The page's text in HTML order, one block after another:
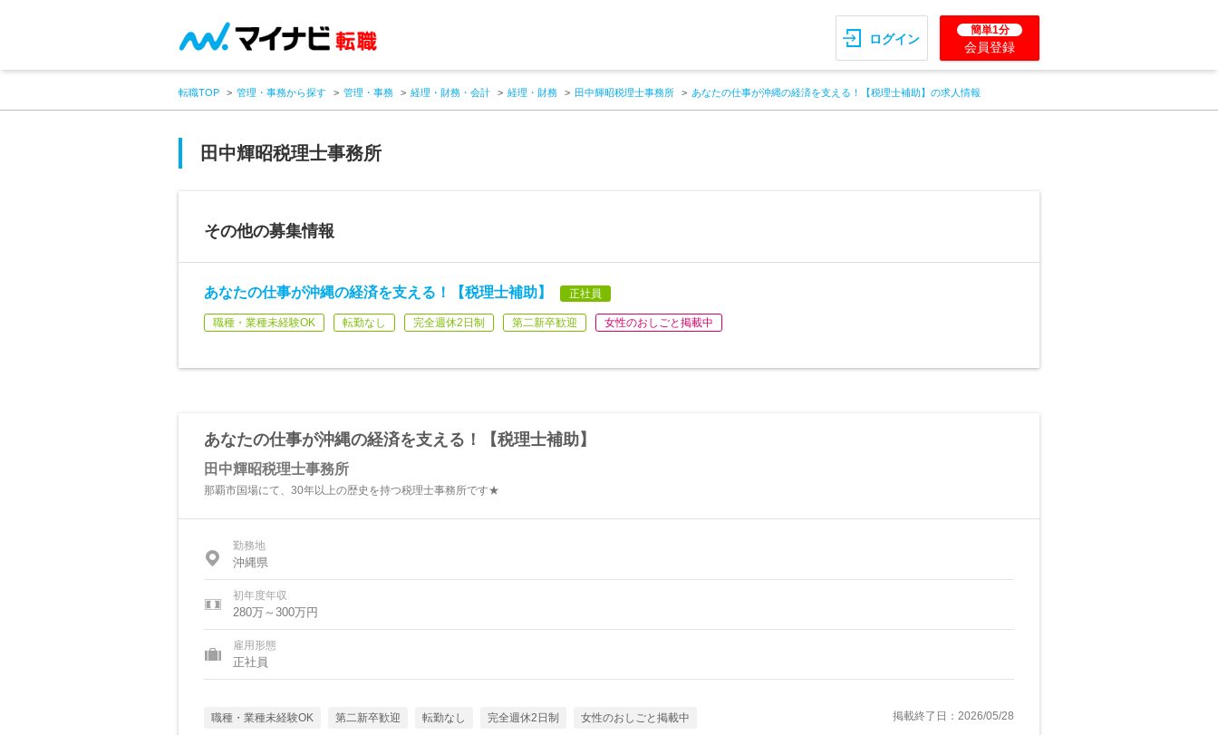
ログイン
簡単1分
会員登録
転職TOP 管理・事務から探す 管理・事務 経理・財務・会計 経理・財務 田中輝昭税理士事務所 あなたの仕事が沖縄の経済を支える！【税理士補助】の求人情報
田中輝昭税理士事務所
その他の募集情報
あなたの仕事が沖縄の経済を支える！【税理士補助】 正社員
職種・業種未経験OK 転勤なし 完全週休2日制 第二新卒歓迎 女性のおしごと掲載中
あなたの仕事が沖縄の経済を支える！【税理士補助】
田中輝昭税理士事務所
那覇市国場にて、30年以上の歴史を持つ税理士事務所です★
勤務地
沖縄県
初年度年収
280万～300万円
雇用形態
正社員
職種・業種未経験OK 第二新卒歓迎 転勤なし 完全週休2日制 女性のおしごと掲載中 掲載終了日：2026/05/28